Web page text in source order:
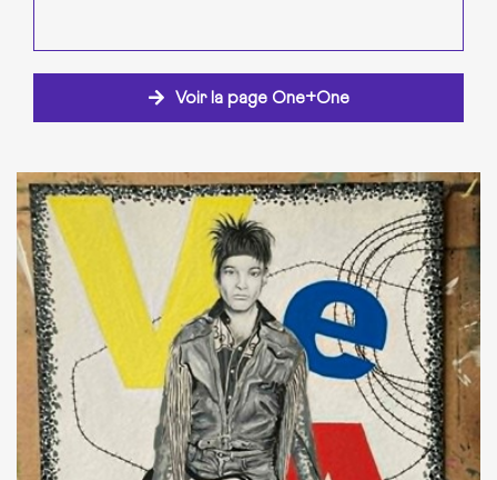
Voir la page One+One